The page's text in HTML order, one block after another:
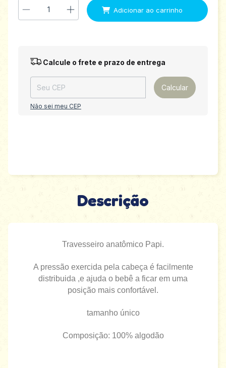
Entregas para o CEP: Alterar CEP
Calcule o frete e prazo de entrega
Calcular
Não sei meu CEP
Descrição
Travesseiro anatômico Papi.
A pressão exercida pela cabeça é facilmente
distribuida ,e ajuda o bebê a ficar em uma
posição mais confortável.
tamanho único
Composição: 100% algodão